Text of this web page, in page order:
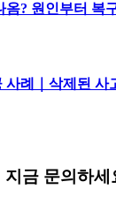
? 원인부터 복
사례｜삭제된 사
금 문의하세